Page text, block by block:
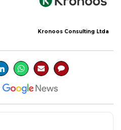
Kronoos Consulting Ltda